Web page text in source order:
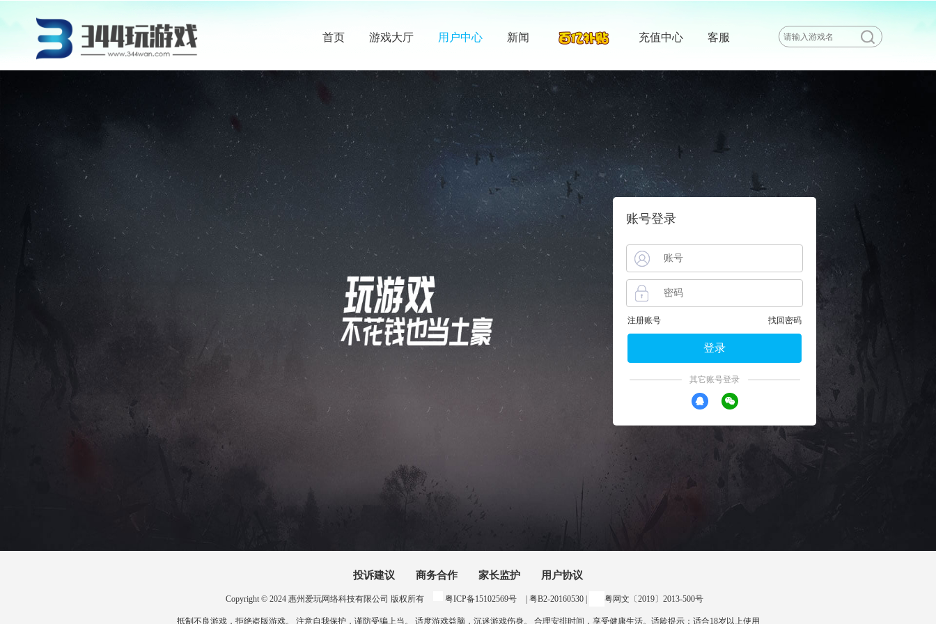
首页 游戏大厅 用户中心 新闻 充值中心 客服
账号登录
注册账号 找回密码
登录
其它账号登录
投诉建议 商务合作 家长监护 用户协议
Copyright © 2024 惠州爱玩网络科技有限公司 版权所有 粤ICP备15102569号 | 粤B2-20160530 | 粤网文〔2019〕2013-500号
抵制不良游戏，拒绝盗版游戏。 注意自我保护，谨防受骗上当。 适度游戏益脑，沉迷游戏伤身。 合理安排时间，享受健康生活。适龄提示：适合18岁以上使用